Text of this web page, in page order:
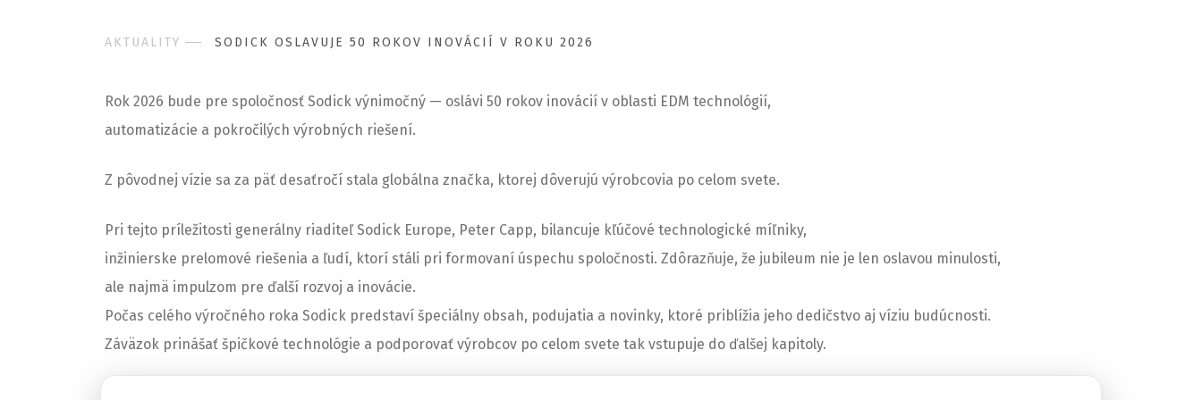
AKTUALITY SODICK OSLAVUJE 50 ROKOV INOVÁCIÍ V ROKU 2026
Rok 2026 bude pre spoločnosť Sodick výnimočný — oslávi 50 rokov inovácií v oblasti EDM technológií,
automatizácie a pokročilých výrobných riešení.
Z pôvodnej vízie sa za päť desaťročí stala globálna značka, ktorej dôverujú výrobcovia po celom svete.
Pri tejto príležitosti generálny riaditeľ Sodick Europe, Peter Capp, bilancuje kľúčové technologické míľniky,
inžinierske prelomové riešenia a ľudí, ktorí stáli pri formovaní úspechu spoločnosti. Zdôrazňuje, že jubileum nie je len oslavou minulosti,
ale najmä impulzom pre ďalší rozvoj a inovácie.
Počas celého výročného roka Sodick predstaví špeciálny obsah, podujatia a novinky, ktoré priblížia jeho dedičstvo aj víziu budúcnosti.
Záväzok prinášať špičkové technológie a podporovať výrobcov po celom svete tak vstupuje do ďalšej kapitoly.